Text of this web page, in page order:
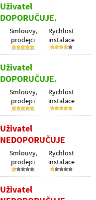
Uživatel
DOPORUČUJE.
Smlouvy,
prodejci
Rychlost
instalace
Uživatel
DOPORUČUJE.
Smlouvy,
prodejci
Rychlost
instalace
Uživatel
NEDOPORUČUJE
Smlouvy,
prodejci
Rychlost
instalace
Uživatel